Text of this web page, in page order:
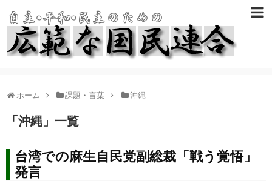
ホーム 課題・言葉 沖縄
「 沖縄 」 一覧
台湾での麻生自民党副総裁「戦う覚悟」
発言